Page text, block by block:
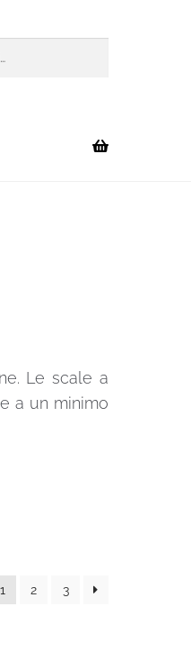
Le scale a
a un minimo
1 2 3